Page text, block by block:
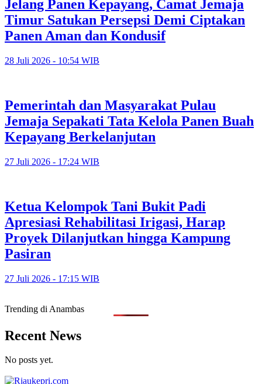
Jelang Panen Kepayang, Camat Jemaja
Timur Satukan Persepsi Demi Ciptakan
Panen Aman dan Kondusif
28 Juli 2026 - 10:54 WIB
Pemerintah dan Masyarakat Pulau
Jemaja Sepakati Tata Kelola Panen Buah
Kepayang Berkelanjutan
27 Juli 2026 - 17:24 WIB
Ketua Kelompok Tani Bukit Padi
Apresiasi Rehabilitasi Irigasi, Harap
Proyek Dilanjutkan hingga Kampung
Pasiran
27 Juli 2026 - 17:15 WIB
Trending di Anambas
Recent News
No posts yet.